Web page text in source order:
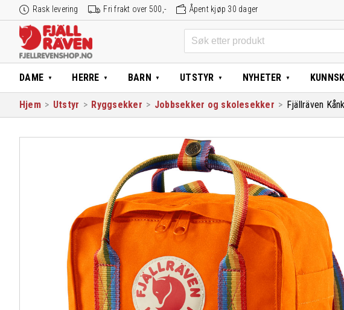
Hopp
til
innhold
Rask levering Fri frakt over 500,- Åpent kjøp 30 dager
Søk
etter:
DAME HERRE BARN UTSTYR NYHETER
Hjem > Utstyr > Ryggsekker > Jobbsekker og skolesekker > Fjällräven